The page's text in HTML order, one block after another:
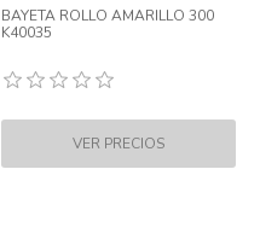
BAYETA ROLLO AMARILLO 300
K40035